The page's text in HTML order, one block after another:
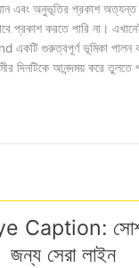
এবং অনুভূতির প্রকাশ
প্রকাশ করতে পারি না।
গুরুত্বপূর্ণ ভূমিকা পালন
দিনটিকে আনন্দময় করে তুলতে
জন্য সেরা লাইন